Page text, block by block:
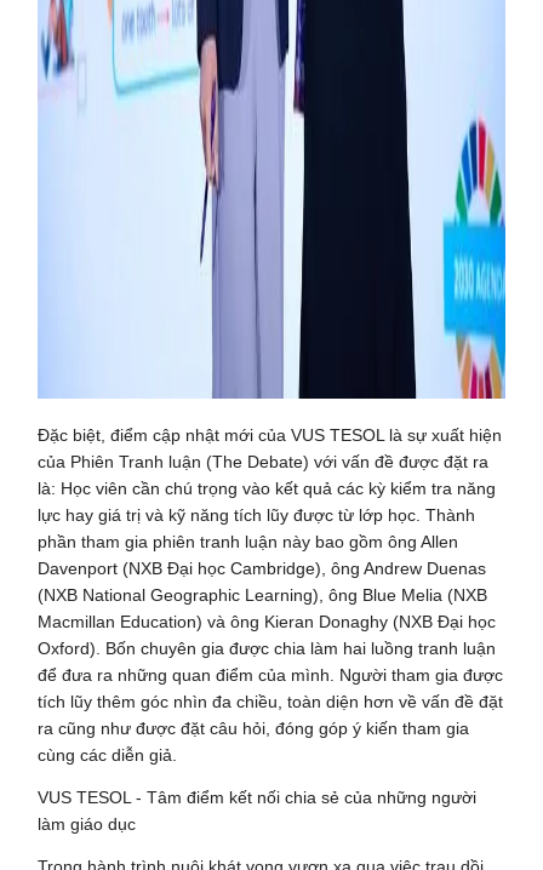
Đặc biệt, điểm cập nhật mới của VUS TESOL là sự xuất hiện
của Phiên Tranh luận (The Debate) với vấn đề được đặt ra
là: Học viên cần chú trọng vào kết quả các kỳ kiểm tra năng
lực hay giá trị và kỹ năng tích lũy được từ lớp học. Thành
phần tham gia phiên tranh luận này bao gồm ông Allen
Davenport (NXB Đại học Cambridge), ông Andrew Duenas
(NXB National Geographic Learning), ông Blue Melia (NXB
Macmillan Education) và ông Kieran Donaghy (NXB Đại học
Oxford). Bốn chuyên gia được chia làm hai luồng tranh luận
để đưa ra những quan điểm của mình. Người tham gia được
tích lũy thêm góc nhìn đa chiều, toàn diện hơn về vấn đề đặt
ra cũng như được đặt câu hỏi, đóng góp ý kiến tham gia
cùng các diễn giả.
VUS TESOL - Tâm điểm kết nối chia sẻ của những người
làm giáo dục
Trong hành trình nuôi khát vọng vươn xa qua việc trau dồi